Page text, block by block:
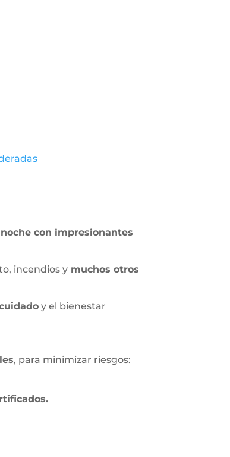
con impresionantes
incendios y muchos otros
y el bienestar
, para minimizar riesgos: